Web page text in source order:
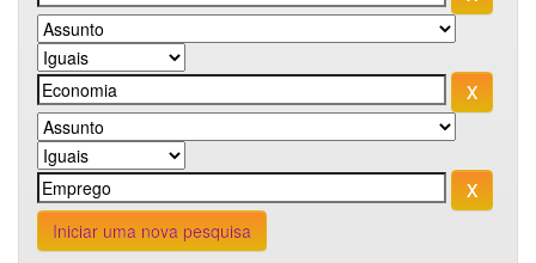
Iniciar uma nova pesquisa